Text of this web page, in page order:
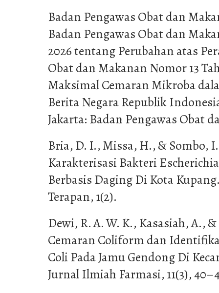
Badan Pengawas Obat dan
Badan Pengawas Obat dan
2026 tentang Perubahan atas
Obat dan Makanan Nomor 13
Maksimal Cemaran Mikroba
Berita Negara Republik
Jakarta: Badan Pengawas Obat
Bria, D. I., Missa, H., & Sombo,
Karakterisasi Bakteri
Berbasis Daging Di Kota
Terapan, 1(2).
Dewi, R. A. W. K., Kasasiah, A.,
Cemaran Coliform dan
Coli Pada Jamu Gendong Di
Jurnal Ilmiah Farmasi, 11(3),